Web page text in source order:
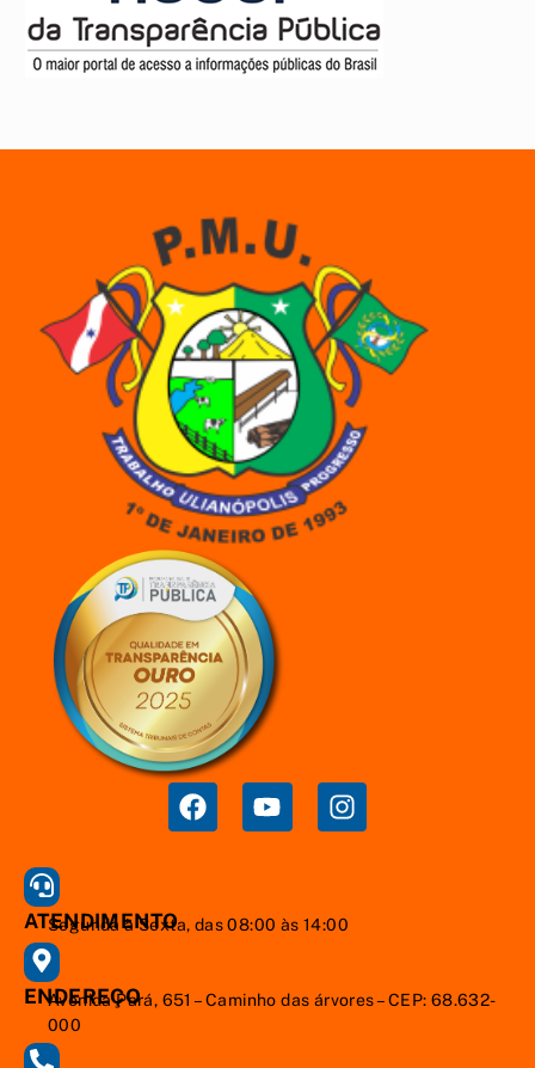
ATENDIMENTO
Segunda à Sexta, das 08:00 às 14:00
ENDEREÇO
Avenida Pará, 651 – Caminho das árvores – CEP: 68.632-
000